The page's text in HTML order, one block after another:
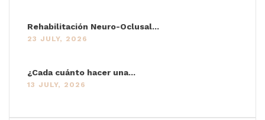
Rehabilitación Neuro-Oclusal...
23 JULY, 2026
¿Cada cuánto hacer una...
13 JULY, 2026